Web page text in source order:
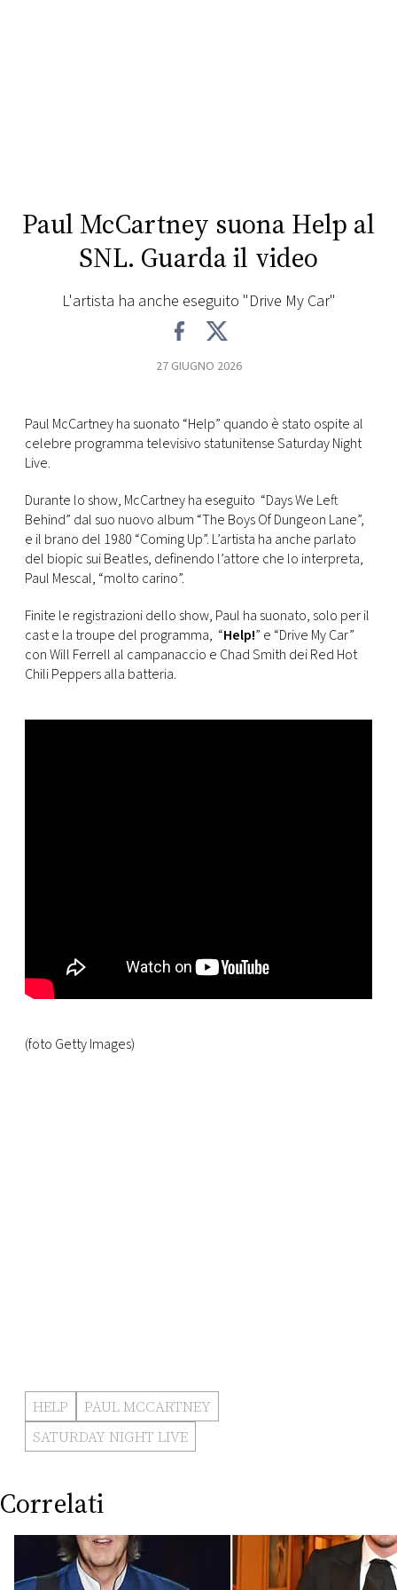
PRINCIPATO
Paul McCartney suona Help al
SNL. Guarda il video
L'artista ha anche eseguito "Drive My Car"
27 GIUGNO 2026
Paul McCartney ha suonato “Help” quando è stato ospite al
celebre programma televisivo statunitense Saturday Night
Live.
Durante lo show, McCartney ha eseguito “Days We Left
Behind” dal suo nuovo album “The Boys Of Dungeon Lane”,
e il brano del 1980 “Coming Up”. L’artista ha anche parlato
del biopic sui Beatles, definendo l’attore che lo interpreta,
Paul Mescal, “molto carino”.
Finite le registrazioni dello show, Paul ha suonato, solo per il
cast e la troupe del programma, “Help!” e “Drive My Car”
con Will Ferrell al campanaccio e Chad Smith dei Red Hot
Chili Peppers alla batteria.
(foto Getty Images)
HELP
PAUL MCCARTNEY
SATURDAY NIGHT LIVE
Correlati